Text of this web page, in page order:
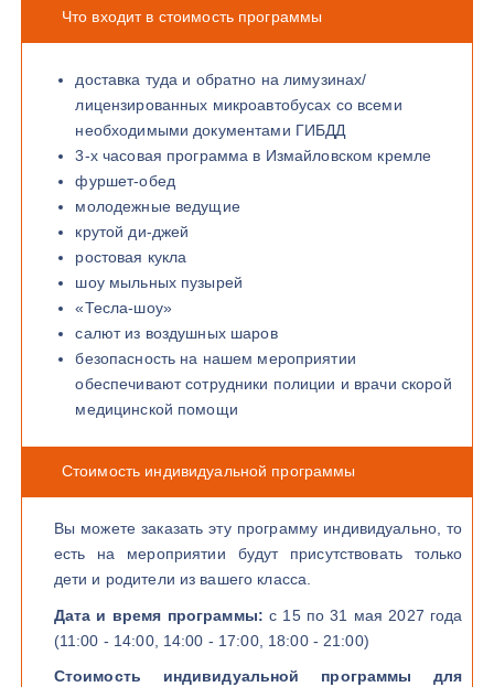
Что входит в стоимость программы
доставка туда и обратно на лимузинах/
лицензированных микроавтобусах со всеми
необходимыми документами ГИБДД
3-х часовая программа в Измайловском кремле
фуршет-обед
молодежные ведущие
крутой ди-джей
ростовая кукла
шоу мыльных пузырей
«Тесла-шоу»
салют из воздушных шаров
безопасность на нашем мероприятии
обеспечивают сотрудники полиции и врачи скорой
медицинской помощи
Стоимость индивидуальной программы
Вы можете заказать эту программу индивидуально, то
есть на мероприятии будут присутствовать только
дети и родители из вашего класса.
Дата и время программы: с 15 по 31 мая 2027 года
(11:00 - 14:00, 14:00 - 17:00, 18:00 - 21:00)
Стоимость индивидуальной программы для